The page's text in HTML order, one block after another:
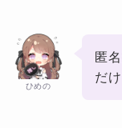
ひめの
匿
だ